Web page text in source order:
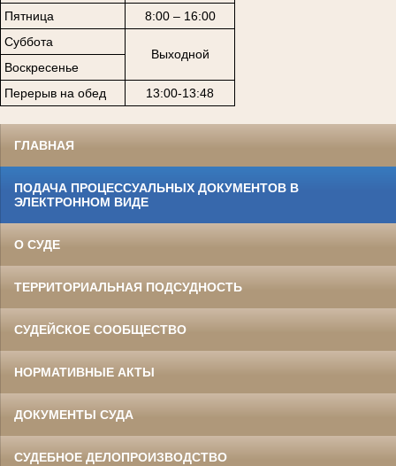
Пятница
8:00 – 16:00
Суббота
Выходной
Воскресенье
Перерыв на обед
13:00-13:48
ГЛАВНАЯ
ПОДАЧА ПРОЦЕССУАЛЬНЫХ ДОКУМЕНТОВ В
ЭЛЕКТРОННОМ ВИДЕ
О СУДЕ
ТЕРРИТОРИАЛЬНАЯ ПОДСУДНОСТЬ
СУДЕЙСКОЕ СООБЩЕСТВО
НОРМАТИВНЫЕ АКТЫ
ДОКУМЕНТЫ СУДА
СУДЕБНОЕ ДЕЛОПРОИЗВОДСТВО